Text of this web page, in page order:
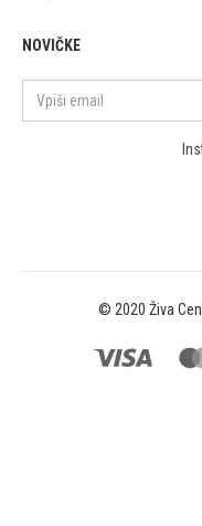
NOVIČKE
© 2020 Živa